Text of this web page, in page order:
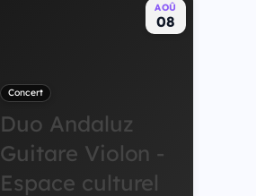
AOÛ
08
Concert
Duo Andaluz
Guitare Violon -
Espace culturel